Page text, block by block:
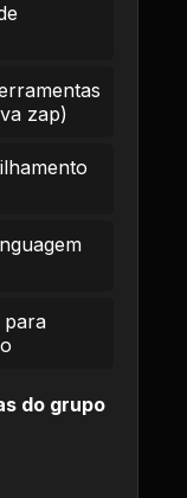
zap)
para
do grupo